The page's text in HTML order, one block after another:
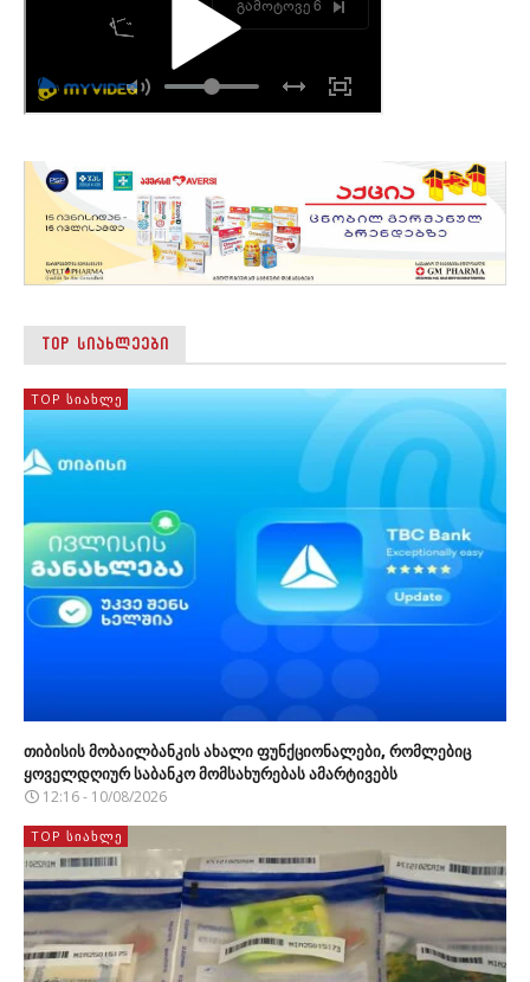
TOP ᲡᲘᲐᲮᲚᲔᲔᲑᲘ
TOP ᲡᲘᲐᲮᲚᲔ
თიბისის მობაილბანკის ახალი ფუნქციონალები, რომლებიც
ყოველდღიურ საბანკო მომსახურებას ამარტივებს
12:16 - 10/08/2026
TOP ᲡᲘᲐᲮᲚᲔ